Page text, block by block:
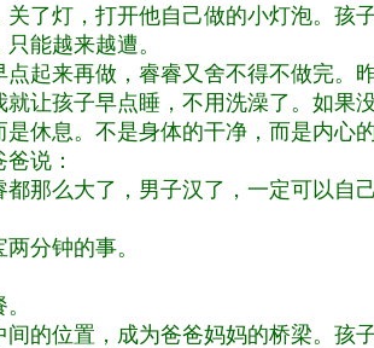
了灯，打开他自己做的小灯泡。孩
能越来越遭。
起来再做，睿睿又舍不得不做完。
让孩子早点睡，不用洗澡了。如果
休息。不是身体的干净，而是内心
说：
那么大了，男子汉了，一定可以自
分钟的事。
的位置，成为爸爸妈妈的桥梁。孩